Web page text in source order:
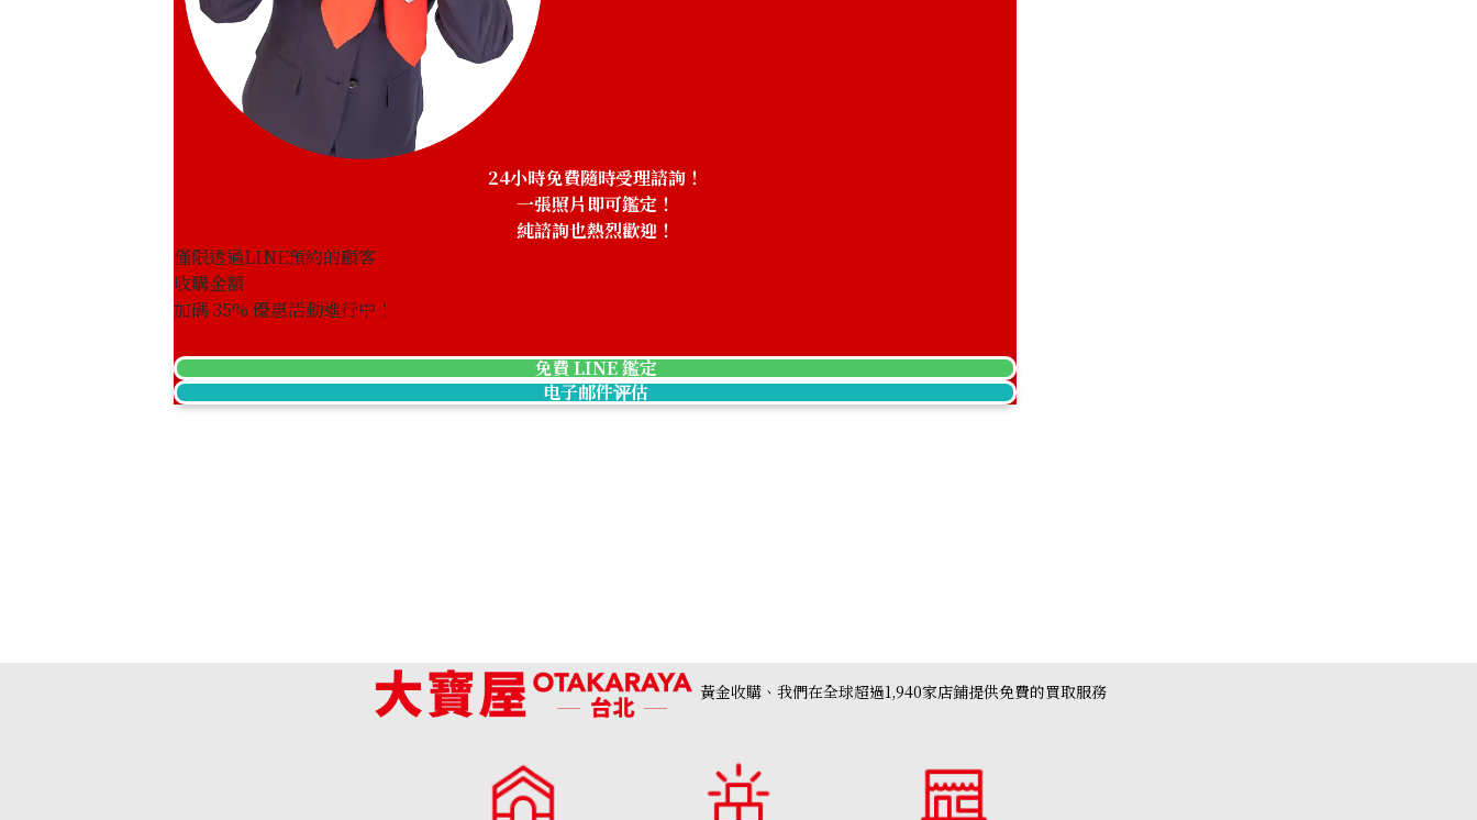
Pt･Pm900 Diamond Ring 2.081 ct
NTD 204,999 NTD 239,999
24小時免費隨時受理諮詢！
一張照片即可鑑定！
純諮詢也熱烈歡迎！
僅限透過LINE預約的顧客
收購金額
加碼35% 優惠活動進行中！
免費 LINE 鑑定
电子邮件评估
黃金收購、我們在全球超過1,940家店鋪提供免費的買取服務